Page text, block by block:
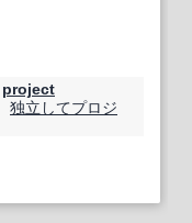
project
独立してプロジ